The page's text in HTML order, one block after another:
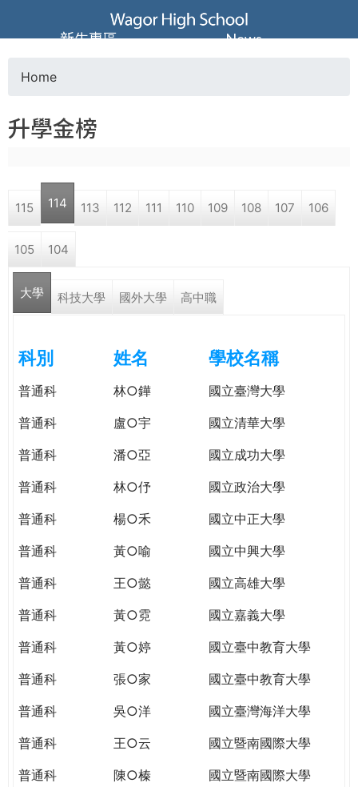
Jump to navigation
葳
格
高
學
格。
WAGOR
TODAY
THE
WORLD
PUTTING
o
a
r
e
e
r
e
Home
升學金榜
115 114 113 112 111 110 109 108 107 106
105 104
大學 科技大學 國外大學 高中職
科別 姓名 學校名稱
普通科 林○鏵
國立臺灣大學
普通科
盧○宇
國立清華大學
普通科
潘○亞
國立成功大學
普通科
林○伃
國立政治大學
普通科
楊○禾
國立中正大學
普通科
黃○喻
國立中興大學
普通科
王○懿
國立高雄大學
普通科
黃○霓
國立嘉義大學
普通科
黃○婷
國立臺中教育大學
普通科
張○家
國立臺中教育大學
普通科
吳○洋
國立臺灣海洋大學
普通科
王○云
國立暨南國際大學
普通科
陳○榛
國立暨南國際大學
新生專區 News